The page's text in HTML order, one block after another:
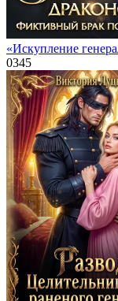
«Искупление
0345